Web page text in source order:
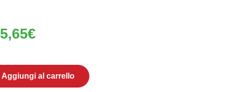
5,65€
Aggiungi al carrello